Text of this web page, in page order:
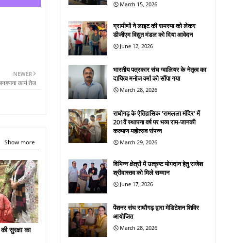
NEWER
कार्य तेज
Show more
सुरक्षा का
March 15, 2026
ग्रामीणों ने लाइट की समस्या को लेकर
डीजीएम विद्युत मंडल को दिया आवेदन
June 12, 2026
भारतीय पत्रकार संघ ग्वालियर के नेतृत्व का
दायित्व मनोज वर्मा को सौंपा गया
March 28, 2026
राघोगढ़ के ऐतिहासिक 'रामलला मंदिर' में
201वें स्थापना वर्ष पर भव्य राम-जानकी
कल्याण महोत्सव संपन्न
March 29, 2026
विभिन्न क्षेत्रों में उत्कृष्ट योगदान हेतु राजेश
श्रीवास्तव को मिले सम्मान
June 17, 2026
पेंशनर संघ राघौगढ़ द्वारा मेडिटेशन शिविर
आयोजित
March 28, 2026